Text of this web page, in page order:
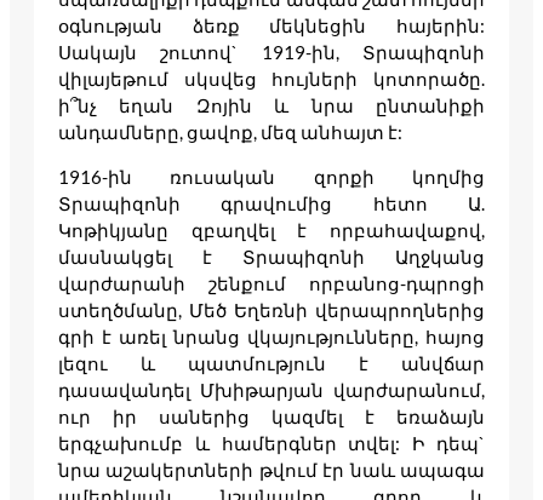
օգնության ձեռք մեկնեցին հայերին:
Սակայն շուտով` 1919-ին, Տրապիզոնի
վիլայեթում սկսվեց հույների կոտորածը.
ի՞նչ եղան Զոյին և նրա ընտանիքի
անդամները, ցավոք, մեզ անհայտ է:
1916-ին ռուսական զորքի կողմից
Տրապիզոնի գրավումից հետո Ա.
Կոթիկյանը զբաղվել է որբահավաքով,
մասնակցել է Տրապիզոնի Աղջկանց
վարժարանի շենքում որբանոց-դպրոցի
ստեղծմանը, Մեծ Եղեռնի վերապրողներից
գրի է առել նրանց վկայությունները, հայոց
լեզու և պատմություն է անվճար
դասավանդել Մխիթարյան վարժարանում,
ուր իր սաներից կազմել է եռաձայն
երգչախումբ և համերգներ տվել: Ի դեպ`
նրա աշակերտների թվում էր նաև ապագա